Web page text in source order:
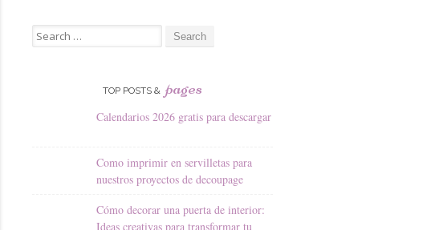
Search
for:
TOP POSTS & pages
Calendarios 2026 gratis para descargar
Como imprimir en servilletas para
nuestros proyectos de decoupage
Cómo decorar una puerta de interior:
Ideas creativas para transformar tu